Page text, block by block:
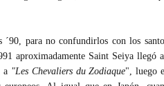
para no confundirlos con los
aproximadamente Saint Seiya llegó
a "Les Chevaliers du Zodiaque", luego